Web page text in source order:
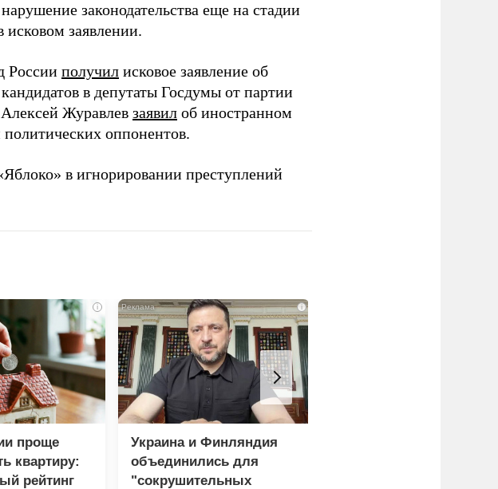
законодательства еще на стадии
исковом заявлении.
России получил исковое заявление об
в депутаты Госдумы от партии
Журавлев заявил об иностранном
оппонентов.
в игнорировании преступлений
i
проще
квартиру:
рейтинг
i
Украина и Финляндия
объединились для
"сокрушительных